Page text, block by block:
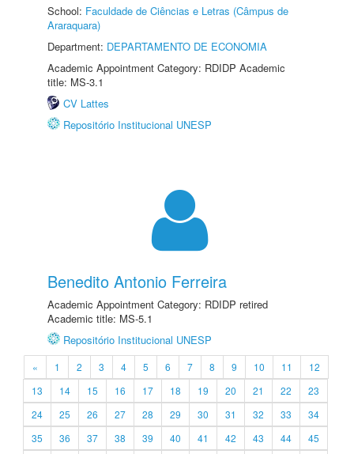
School: Faculdade de Ciências e Letras (Câmpus de
Araraquara)
Department: DEPARTAMENTO DE ECONOMIA
Academic Appointment Category: RDIDP Academic
title: MS-3.1
CV Lattes
Repositório Institucional UNESP
Benedito Antonio Ferreira
Academic Appointment Category: RDIDP retired
Academic title: MS-5.1
Repositório Institucional UNESP
« 1 2 3 4 5 6 7 8 9 10 11
12
13
14 15 16 17 18 19 20 21 22
23
24
25 26 27 28 29 30 31 32 33
34
35
36 37 38 39 40 41 42 43 44
45